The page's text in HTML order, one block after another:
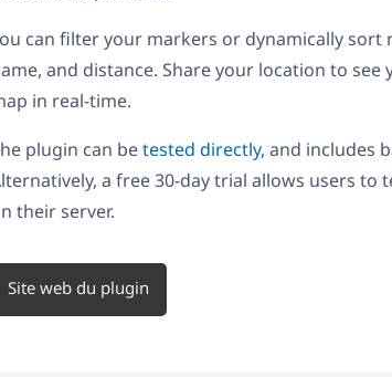
can filter your markers or dynamically sort
and distance. Share your location to see
in real-time.
plugin can betested directly, and includes
a free 30-day trial allows users to
their server.
Site web du plugin